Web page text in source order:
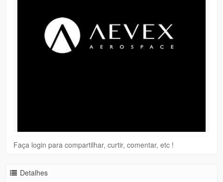
Faça login para compartilhar, curtir, comentar, etc !
Detalhes